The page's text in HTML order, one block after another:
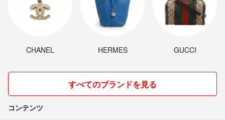
CHANEL HERMES GUCCI
すべてのブランドを見る
コンテンツ